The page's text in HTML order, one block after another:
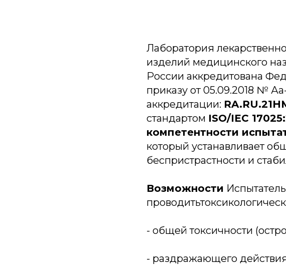
Лаборатория
изделий медицинского
России аккредитована
приказу от 05.09.2018 №
аккредитации:
стандартом ISO/IEC
компетентности
который устанавливает
беспристрастности и
Возможности
- общей токсичности
- раздражающего